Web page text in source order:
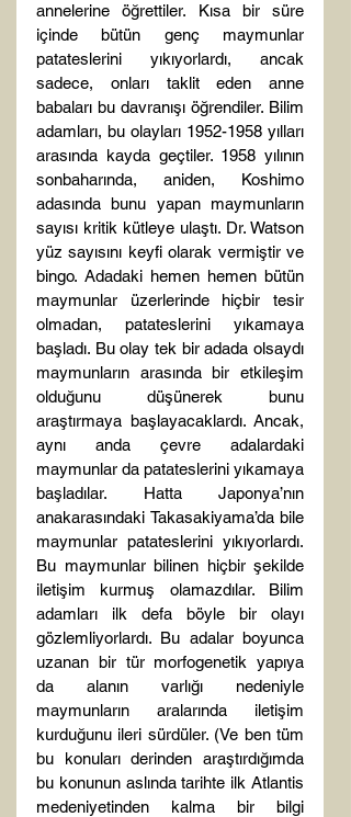
annelerine öğrettiler. Kısa bir süre
içinde bütün genç maymunlar
patateslerini yıkıyorlardı, ancak
sadece, onları taklit eden anne
babaları bu davranışı öğrendiler. Bilim
adamları, bu olayları 1952-1958 yılları
arasında kayda geçtiler. 1958 yılının
sonbaharında, aniden, Koshimo
adasında bunu yapan maymunların
sayısı kritik kütleye ulaştı. Dr. Watson
yüz sayısını keyfi olarak vermiştir ve
bingo. Adadaki hemen hemen bütün
maymunlar üzerlerinde hiçbir tesir
olmadan, patateslerini yıkamaya
başladı. Bu olay tek bir adada olsaydı
maymunların arasında bir etkileşim
olduğunu düşünerek bunu
araştırmaya başlayacaklardı. Ancak,
aynı anda çevre adalardaki
maymunlar da patateslerini yıkamaya
başladılar. Hatta Japonya’nın
anakarasındaki Takasakiyama’da bile
maymunlar patateslerini yıkıyorlardı.
Bu maymunlar bilinen hiçbir şekilde
iletişim kurmuş olamazdılar. Bilim
adamları ilk defa böyle bir olayı
gözlemliyorlardı. Bu adalar boyunca
uzanan bir tür morfogenetik yapıya
da alanın varlığı nedeniyle
maymunların aralarında iletişim
kurduğunu ileri sürdüler. (Ve ben tüm
bu konuları derinden araştırdığımda
bu konunun aslında tarihte ilk Atlantis
medeniyetinden kalma bir bilgi